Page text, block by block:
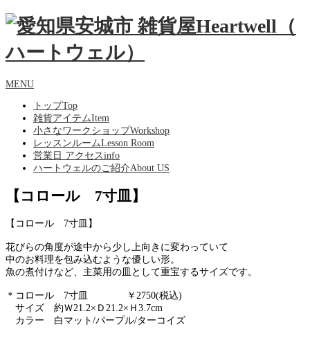
MENU
トップTop
雑貨アイテムItem
小さなワークショップWorkshop
レッスンルームLesson Room
営業日 アクセスinfo
ハートウェルのご紹介About US
【コロール 7寸皿】
【コロール 7寸皿】
花びらの角度が途中から少し上向きに変わっていて
中のお料理を包み込むような優しい形。
魚の煮付けなど、主菜用の皿として重宝するサイズです。
＊コロール 7寸皿 ￥2750(税込)
サイズ 約Ｗ21.2×Ｄ21.2×Ｈ3.7cm
カラー 白マット/パープル/ターコイズ